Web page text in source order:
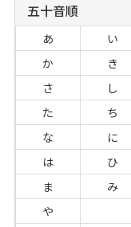
五十音順
あ い
か
き
さ
し
た
ち
な
に
は
ひ
ま
み
や